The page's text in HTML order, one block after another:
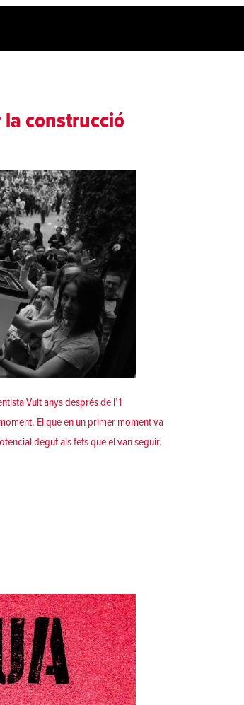
la construcció
Vuit anys després de l’1
El que en un primer moment va
degut als fets que el van seguir.
d’un nou embat»